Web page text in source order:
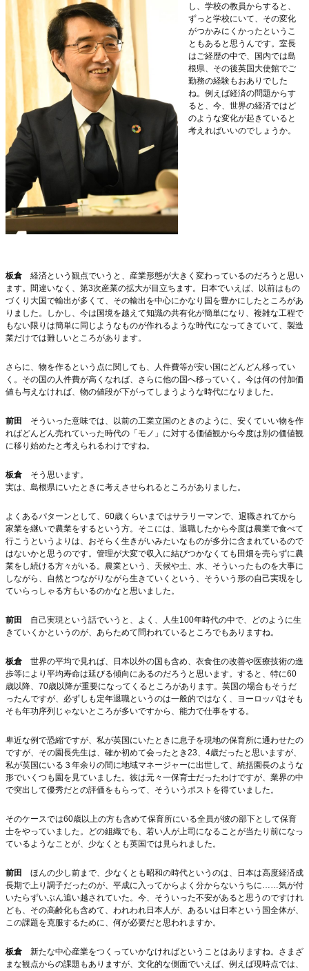
し、学校の教員からすると、
ずっと学校にいて、その変化
がつかみにくかったというこ
ともあると思うんです。室長
はご経歴の中で、国内では島
根県、その後英国大使館でご
勤務の経験もおありでした
ね。例えば経済の問題からす
ると、今、世界の経済ではど
のような変化が起きていると
考えればいいのでしょうか。
板倉 経済という観点でいうと、産業形態が大きく変わっているのだろうと思い
ます。間違いなく、第3次産業の拡大が目立ちます。日本でいえば、以前はもの
づくり大国で輸出が多くて、その輸出を中心にかなり国を豊かにしたところがあ
りました。しかし、今は国境を越えて知識の共有化が簡単になり、複雑な工程で
もない限りは簡単に同じようなものが作れるような時代になってきていて、製造
業だけでは難しいところがあります。
さらに、物を作るという点に関しても、人件費等が安い国にどんどん移ってい
く。その国の人件費が高くなれば、さらに他の国へ移っていく。今は何の付加価
値も与えなければ、物の値段が下がってしまうような時代になりました。
前田
そういった意味では、以前の工業立国のときのように、安くていい物を作
ればどんどん売れていった時代の「モノ」に対する価値観から今度は別の価値観
に移り始めたと考えられるわけですね。
板倉 そう思います。
実は、島根県にいたときに考えさせられるところがありました。
よくあるパターンとして、60歳くらいまではサラリーマンで、退職されてから
家業を継いで農業をするという方。そこには、退職したから今度は農業で食べて
行こうというよりは、おそらく生きがいみたいなものが多分に含まれているので
はないかと思うのです。管理が大変で収入に結びつかなくても田畑を売らずに農
業をし続ける方々がいる。農業という、天候や土、水、そういったものを大事に
しながら、自然とつながりながら生きていくという、そういう形の自己実現をし
ていらっしゃる方もいるのかなと思いました。
前田
自己実現という話でいうと、よく、人生100年時代の中で、どのように生
きていくかというのが、あらためて問われているところでもありますね。
板倉 世界の平均で見れば、日本以外の国も含め、衣食住の改善や医療技術の進
歩等により平均寿命は延びる傾向にあるのだろうと思います。すると、特に60
歳以降、70歳以降が重要になってくるところがあります。英国の場合もそうだ
ったんですが、必ずしも定年退職というのは一般的ではなく、ヨーロッパはそも
そも年功序列じゃないところが多いですから、能力で仕事をする。
卑近な例で恐縮ですが、私が英国にいたときに息子を現地の保育所に通わせたの
ですが、その園長先生は、確か初めて会ったとき23、4歳だったと思いますが、
私が英国にいる３年余りの間に地域マネージャーに出世して、統括園長のような
形でいくつも園を見ていました。彼は元々一保育士だったわけですが、業界の中
で突出して優秀だとの評価をもらって、そういうポストを得ていました。
そのケースでは60歳以上の方も含めて保育所にいる全員が彼の部下として保育
士をやっていました。どの組織でも、若い人が上司になることが当たり前になっ
ているようなことが、少なくとも英国では見られました。
前田
ほんの少し前まで、少なくとも昭和の時代というのは、日本は高度経済成
長期で上り調子だったのが、平成に入ってからよく分からないうちに……気が付
いたらずいぶん追い越されていた。今、そういった不安があると思うのですけれ
ども、その高齢化も含めて、われわれ日本人が、あるいは日本という国全体が、
この課題を克服するために、何が必要だと思われますか。
板倉 新たな中心産業をつくっていかなければということはありますね。さまざ
まな観点からの課題もありますが、文化的な側面でいえば、例えば現時点では、